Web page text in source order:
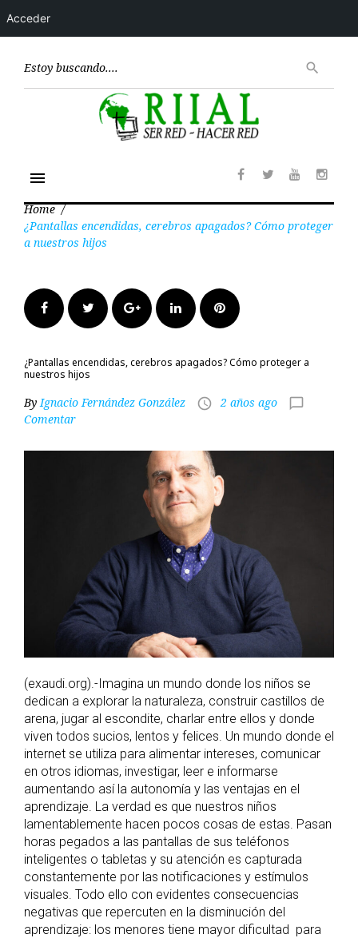
search
menu
Home /
¿Pantallas encendidas, cerebros apagados? Cómo proteger
a nuestros hijos
FacebookTwitter Google+LinkedInPinterest
¿Pantallas encendidas, cerebros apagados? Cómo proteger a
nuestros hijos
ByIgnacio Fernández González access_time 2 años ago chat_bubble_outline
Comentar
(exaudi.org).-Imagina un mundo donde los niños se
dedican a explorar la naturaleza, construir castillos de
arena, jugar al escondite, charlar entre ellos y donde
viven todos sucios, lentos y felices. Un mundo donde el
internet se utiliza para alimentar intereses, comunicar
en otros idiomas, investigar, leer e informarse
aumentando así la autonomía y las ventajas en el
aprendizaje. La verdad es que nuestros niños
lamentablemente hacen pocos cosas de estas. Pasan
horas pegados a las pantallas de sus teléfonos
inteligentes o tabletas y su atención es capturada
constantemente por las notificaciones y estímulos
visuales. Todo ello con evidentes consecuencias
negativas que repercuten en la disminución del
aprendizaje: los menores tiene mayor dificultad para
Acceder